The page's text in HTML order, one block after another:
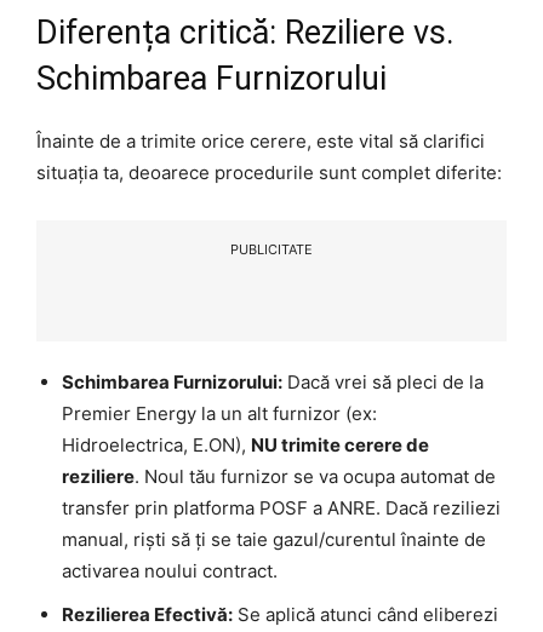
Diferența critică: Reziliere vs.
Schimbarea Furnizorului
Înainte de a trimite orice cerere, este vital să clarifici
situația ta, deoarece procedurile sunt complet diferite:
PUBLICITATE
Schimbarea Furnizorului: Dacă vrei să pleci de la
Premier Energy la un alt furnizor (ex:
Hidroelectrica, E.ON), NU trimite cerere de
reziliere. Noul tău furnizor se va ocupa automat de
transfer prin platforma POSF a ANRE. Dacă reziliezi
manual, riști să ți se taie gazul/curentul înainte de
activarea noului contract.
Rezilierea Efectivă: Se aplică atunci când eliberezi